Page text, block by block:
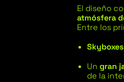
El diseño
atmósfera
Entre los
Ungran
de la